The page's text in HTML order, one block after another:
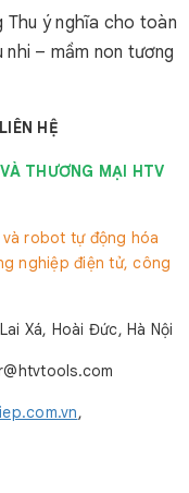
Thu ý nghĩa cho toàn
– mầm non tương
HỆ
THƯƠNG MẠI HTV
robot tự động hóa
nghiệp điện tử, công
Xá, Hoài Đức, Hà Nội
,